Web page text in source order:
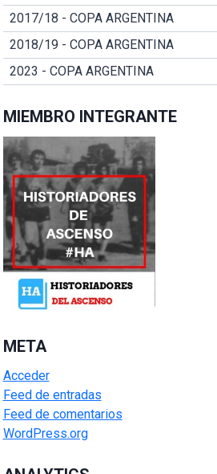
2017/18 - COPA ARGENTINA
2018/19 - COPA ARGENTINA
2023 - COPA ARGENTINA
MIEMBRO INTEGRANTE
META
Acceder
Feed de entradas
Feed de comentarios
WordPress.org